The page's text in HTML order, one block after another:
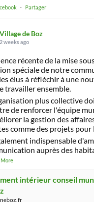
· Partager
Village de Boz
2 weeks ago
récente de la mise
spéciale de notre
élus à réfléchir à une
travailler ensemble.
plus collective
de renforcer l'équipe
la gestion des
comme des projets pour
indispensable
auprès des
More
intérieur conseil